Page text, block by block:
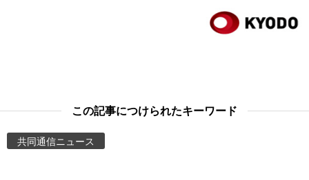
スポーツ・東京2020
Images
この記事につけられたキーワード
共同通信ニュース